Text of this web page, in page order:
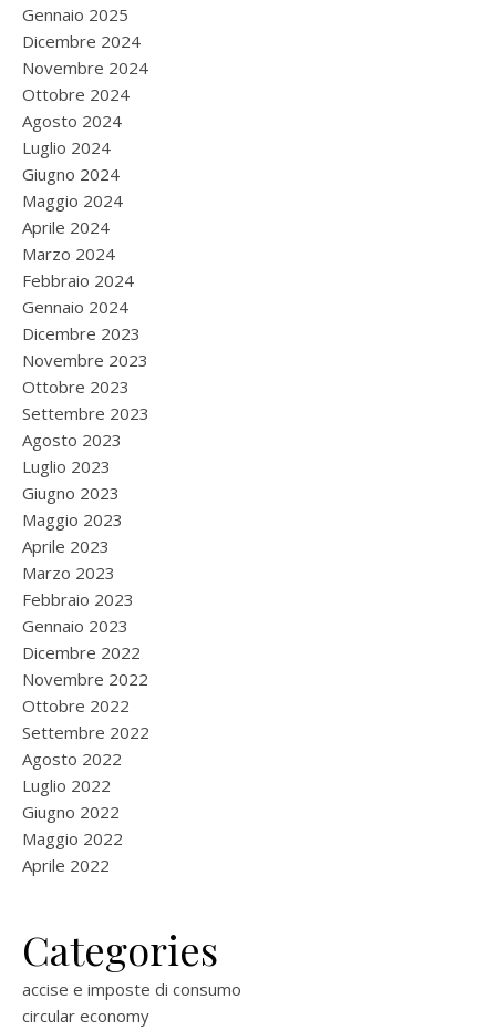
Gennaio 2025
Dicembre 2024
Novembre 2024
Ottobre 2024
Agosto 2024
Luglio 2024
Giugno 2024
Maggio 2024
Aprile 2024
Marzo 2024
Febbraio 2024
Gennaio 2024
Dicembre 2023
Novembre 2023
Ottobre 2023
Settembre 2023
Agosto 2023
Luglio 2023
Giugno 2023
Maggio 2023
Aprile 2023
Marzo 2023
Febbraio 2023
Gennaio 2023
Dicembre 2022
Novembre 2022
Ottobre 2022
Settembre 2022
Agosto 2022
Luglio 2022
Giugno 2022
Maggio 2022
Aprile 2022
Categories
accise e imposte di consumo
circular economy